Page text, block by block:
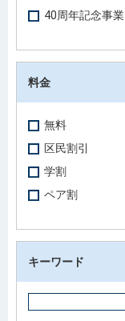
40周年記念事業
料金
無料
区民割引
学割
ペア割
キーワード